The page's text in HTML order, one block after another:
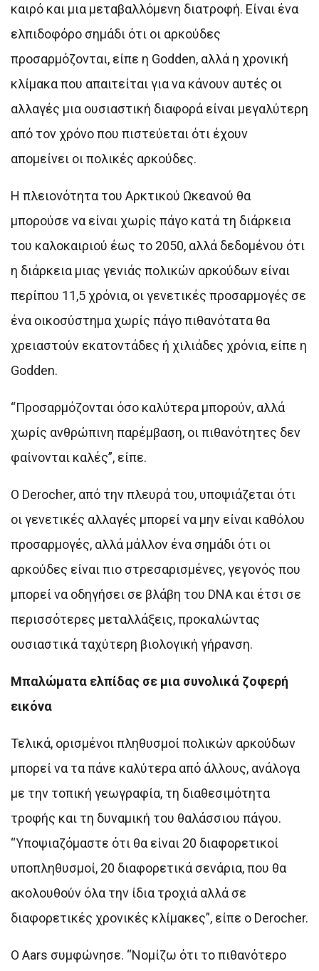
καιρό και μια μεταβαλλόμενη διατροφή. Είναι ένα
ελπιδοφόρο σημάδι ότι οι αρκούδες
προσαρμόζονται, είπε η Godden, αλλά η χρονική
κλίμακα που απαιτείται για να κάνουν αυτές οι
αλλαγές μια ουσιαστική διαφορά είναι μεγαλύτερη
από τον χρόνο που πιστεύεται ότι έχουν
απομείνει οι πολικές αρκούδες.
Η πλειονότητα του Αρκτικού Ωκεανού θα
μπορούσε να είναι χωρίς πάγο κατά τη διάρκεια
του καλοκαιριού έως το 2050, αλλά δεδομένου ότι
η διάρκεια μιας γενιάς πολικών αρκούδων είναι
περίπου 11,5 χρόνια, οι γενετικές προσαρμογές σε
ένα οικοσύστημα χωρίς πάγο πιθανότατα θα
χρειαστούν εκατοντάδες ή χιλιάδες χρόνια, είπε η
Godden.
“Προσαρμόζονται όσο καλύτερα μπορούν, αλλά
χωρίς ανθρώπινη παρέμβαση, οι πιθανότητες δεν
φαίνονται καλές”, είπε.
Ο Derocher, από την πλευρά του, υποψιάζεται ότι
οι γενετικές αλλαγές μπορεί να μην είναι καθόλου
προσαρμογές, αλλά μάλλον ένα σημάδι ότι οι
αρκούδες είναι πιο στρεσαρισμένες, γεγονός που
μπορεί να οδηγήσει σε βλάβη του DNA και έτσι σε
περισσότερες μεταλλάξεις, προκαλώντας
ουσιαστικά ταχύτερη βιολογική γήρανση.
Μπαλώματα ελπίδας σε μια συνολικά ζοφερή
εικόνα
Τελικά, ορισμένοι πληθυσμοί πολικών αρκούδων
μπορεί να τα πάνε καλύτερα από άλλους, ανάλογα
με την τοπική γεωγραφία, τη διαθεσιμότητα
τροφής και τη δυναμική του θαλάσσιου πάγου.
“Υποψιαζόμαστε ότι θα είναι 20 διαφορετικοί
υποπληθυσμοί, 20 διαφορετικά σενάρια, που θα
ακολουθούν όλα την ίδια τροχιά αλλά σε
διαφορετικές χρονικές κλίμακες”, είπε ο Derocher.
Ο Aars συμφώνησε. “Νομίζω ότι το πιθανότερο